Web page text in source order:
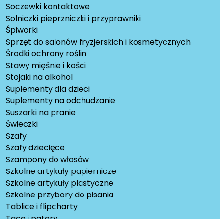
Soczewki kontaktowe
Solniczki pieprzniczki i przyprawniki
Śpiworki
Sprzęt do salonów fryzjerskich i kosmetycznych
Środki ochrony roślin
Stawy mięśnie i kości
Stojaki na alkohol
Suplementy dla dzieci
Suplementy na odchudzanie
Suszarki na pranie
Świeczki
Szafy
Szafy dziecięce
Szampony do włosów
Szkolne artykuły papiernicze
Szkolne artykuły plastyczne
Szkolne przybory do pisania
Tablice i flipcharty